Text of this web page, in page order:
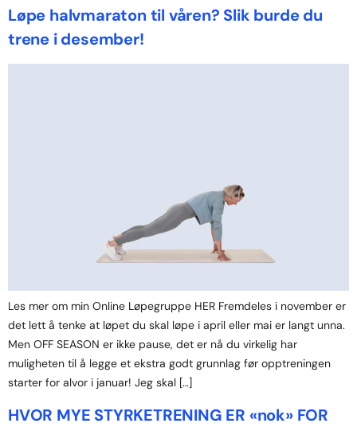
Løpe halvmaraton til våren? Slik burde du
trene i desember!
Les mer om min Online Løpegruppe HER Fremdeles i november er
det lett å tenke at løpet du skal løpe i april eller mai er langt unna.
Men OFF SEASON er ikke pause, det er nå du virkelig har
muligheten til å legge et ekstra godt grunnlag før opptreningen
starter for alvor i januar! Jeg skal […]
HVOR MYE STYRKETRENING ER «nok» FOR